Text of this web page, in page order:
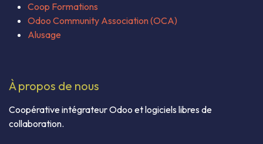
Coop Formations
Odoo Community Association (OCA)
Alusage
À propos de nous
Coopérative intégrateur Odoo et logiciels libres de
collaboration.